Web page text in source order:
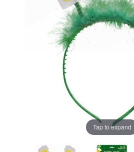
Tap to expand